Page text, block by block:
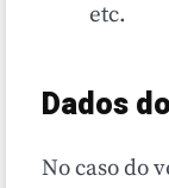
etc.
Dados
No caso do